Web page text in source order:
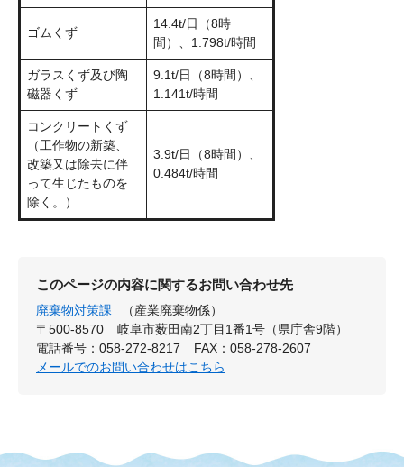
ゴムくず
14.4t/日（8時
間）、1.798t/時間
ガラスくず及び陶
磁器くず
9.1t/日（8時間）、
1.141t/時間
コンクリートくず
（工作物の新築、
改築又は除去に伴
って生じたものを
除く。）
3.9t/日（8時間）、
0.484t/時間
このページの内容に関するお問い合わせ先
廃棄物対策課
（産業廃棄物係）
〒500-8570
岐阜市薮田南2丁目1番1号（県庁舎9階）
電話番号：058-272-8217
FAX：058-278-2607
メールでのお問い合わせはこちら